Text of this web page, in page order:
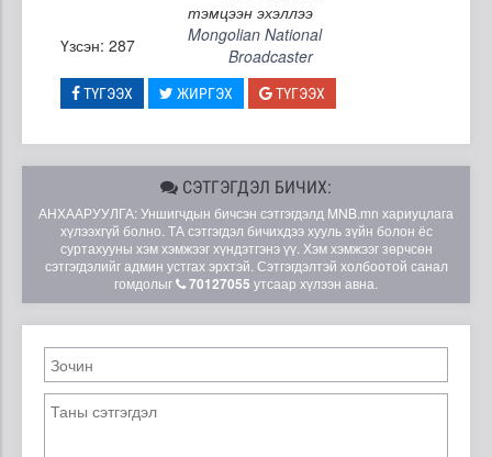
тэмцээн эхэллээ
Үзсэн: 287
Mongolian National
Broadcaster
ТҮГЭЭХ ЖИРГЭХ ТҮГЭЭХ
СЭТГЭГДЭЛ БИЧИХ:
АНХААРУУЛГА: Уншигчдын бичсэн сэтгэгдэлд MNB.mn хариуцлага
хүлээхгүй болно. ТА сэтгэгдэл бичихдээ хууль зүйн болон ёс
суртахууны хэм хэмжээг хүндэтгэнэ үү. Хэм хэмжээг зөрчсөн
сэтгэгдэлийг админ устгах эрхтэй. Сэтгэгдэлтэй холбоотой санал
гомдолыг
70127055 утсаар хүлээн авна.